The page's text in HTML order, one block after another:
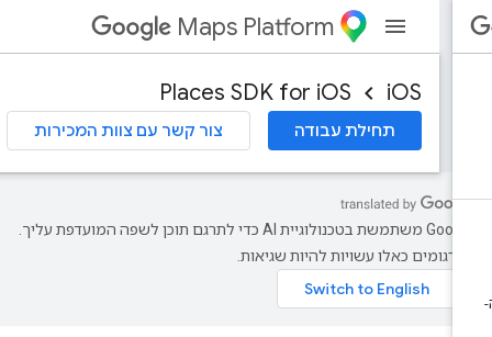
Maps Platform
iOS
Places SDK for iOS
תחילת עבודה צור קשר עם צוות המכירות
‫Google משתמשת בטכנולוגיית AI כדי לתרגם תוכן לשפה המועדפת עליך.
כאלו עשויות להיות שגיאות.